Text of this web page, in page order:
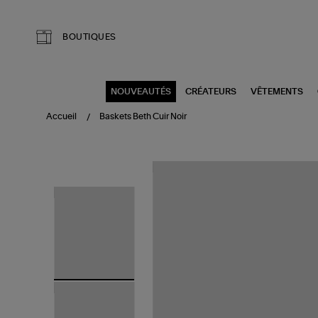
BOUTIQUES
NOUVEAUTÉS CRÉATEURS VÊTEMENTS
Accueil Baskets Beth Cuir Noir